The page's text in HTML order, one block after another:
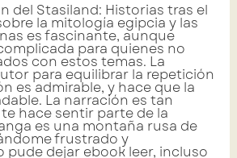
del Stasiland: Historias tras el
la mitología egipcia y las
es fascinante, aunque
para quienes no
con estos temas. La
para equilibrar la repetición
es admirable, y hace que la
La narración es tan
hace sentir parte de la
es una montaña rusa de
frustrado y
pude dejar ebook leer, incluso